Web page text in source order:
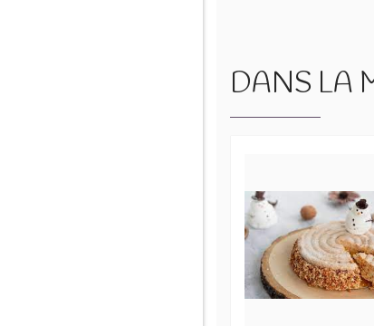
DANS LA